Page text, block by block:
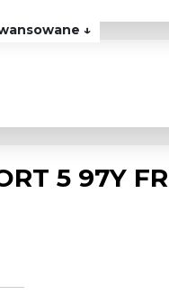
↓
5 97Y FR